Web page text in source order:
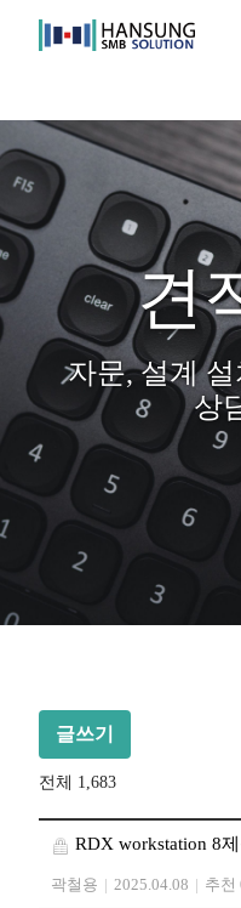
견
자문, 설계
상
전체 1,683
RDX workstation 8
곽철용 | 2025.04.08 | 추천
글쓰기